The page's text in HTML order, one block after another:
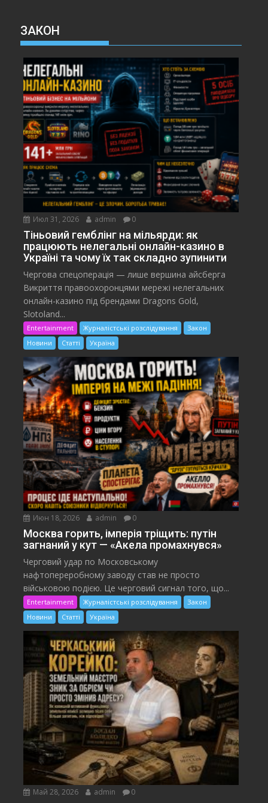
ЗАКОН
Июл 31, 2026 admin 0
Тіньовий гемблінг на мільярди: як
працюють нелегальні онлайн-казино в
Україні та чому їх так складно зупинити
Чергова спецоперація — лише вершина айсберга
Викриття правоохоронцями мережі нелегальних
онлайн-казино під брендами Dragons Gold,
Slotoland...
Entertainment Журналістські розслідування
Закон
Новини
Статті Україна
Июн 18, 2026 admin 0
Москва горить, імперія тріщить: путін
загнаний у кут — «Акела промахнувся»
Черговий удар по Московському
нафтопереробному заводу став не просто
військовою подією. Це черговий сигнал того, що...
Entertainment Журналістські розслідування
Закон
Новини
Статті Україна
Май 28, 2026 admin 0